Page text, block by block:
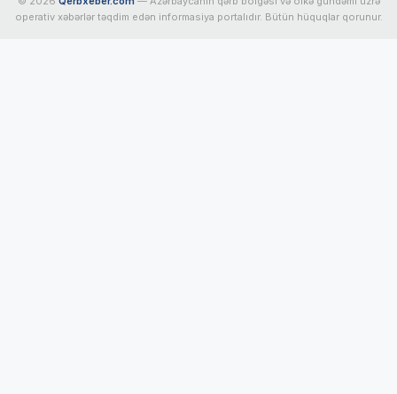
operativ xəbərlər təqdim edən informasiya portalıdır. Bütün hüquqlar qorunur.